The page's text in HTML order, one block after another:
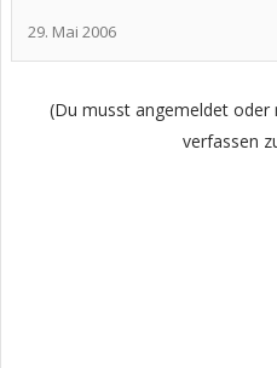
29. Mai 2006
(Du musst angemeldet
verfassen